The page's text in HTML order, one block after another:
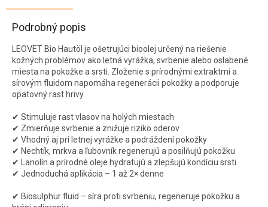
Podrobný popis
LEOVET Bio Hautöl je ošetrujúci bioolej určený na riešenie
kožných problémov ako letná vyrážka, svrbenie alebo oslabené
miesta na pokožke a srsti. Zloženie s prírodnými extraktmi a
sírovým fluidom napomáha regenerácii pokožky a podporuje
opätovný rast hrivy.
✔ Stimuluje rast vlasov na holých miestach
✔ Zmierňuje svrbenie a znižuje riziko oderov
✔ Vhodný aj pri letnej vyrážke a podráždení pokožky
✔ Nechtík, mrkva a ľubovník regenerujú a posilňujú pokožku
✔ Lanolín a prírodné oleje hydratujú a zlepšujú kondíciu srsti
✔ Jednoduchá aplikácia – 1 až 2× denne
✔ Biosulphur fluid – síra proti svrbeniu, regeneruje pokožku a